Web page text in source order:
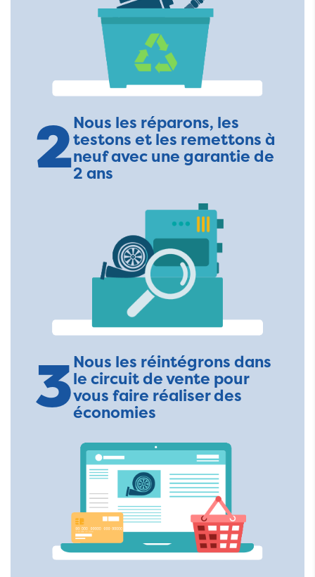
2Nous les réparons, les
testons et les remettons à
neuf avec une garantie de
2 ans
3Nous les réintégrons dans
le circuit de vente pour
vous faire réaliser des
économies